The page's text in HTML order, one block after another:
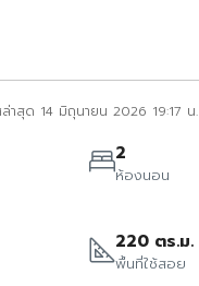
ล่าสุด 14 มิถุนายน 2026 19:17 น.
2
ห้องนอน
220 ตร.ม.
พื้นที่ใช้สอย